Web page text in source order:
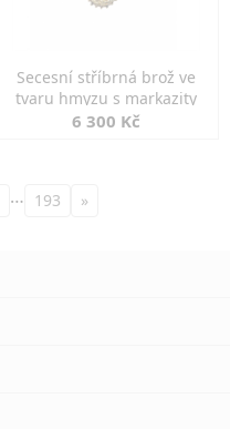
Secesní stříbrná brož ve
tvaru hmyzu s markazity
6 300 Kč
… 193 »